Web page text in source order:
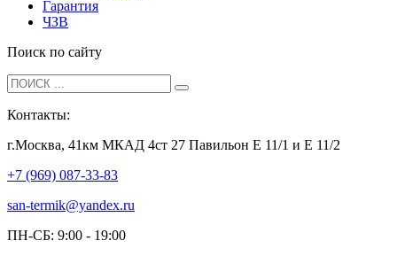
Гарантия
ЧЗВ
Поиск по сайту
Контакты:
г.Москва, 41км МКАД 4ст 27 Павильон Е 11/1 и Е 11/2
+7 (969) 087-33-83
san-termik@yandex.ru
ПН-СБ: 9:00 - 19:00